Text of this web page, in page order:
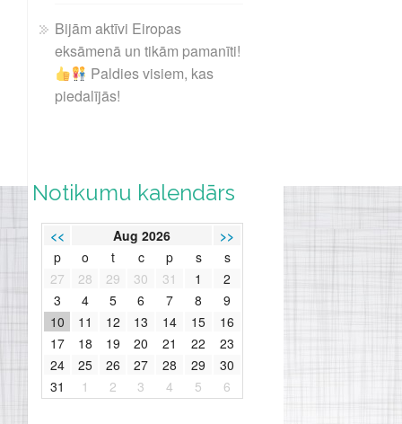
Bijām aktīvi Eiropas
eksāmenā un tikām pamanīti!
Paldies visiem, kas
piedalījās!
Notikumu kalendārs
<< Aug 2026
>>
p
o t c p s
s
27
28 29 30 31 1
2
3
4 5 6 7 8
9
10
11 12 13 14 15
16
17
18 19 20 21 22
23
24
25 26 27 28 29
30
31
1 2 3 4 5 6